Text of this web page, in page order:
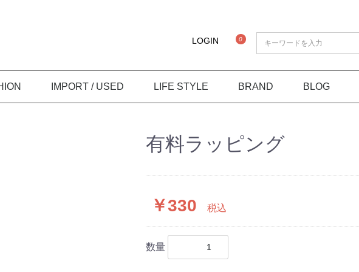
LOGIN 0
IMPORT / USED LIFE STYLE BRAND BLOG
有料ラッピング
￥330 税込
数量